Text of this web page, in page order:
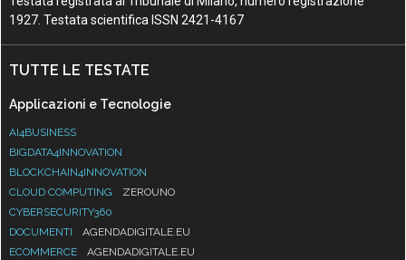
1927. Testata scientifica ISSN 2421-4167
TUTTE LE TESTATE
Applicazioni e Tecnologie
AI4BUSINESS
BIGDATA4INNOVATION
BLOCKCHAIN4INNOVATION
CLOUD COMPUTING
ZEROUNO
CYBERSECURITY360
DOCUMENTI
AGENDADIGITALE.EU
ECOMMERCE
AGENDADIGITALE.EU